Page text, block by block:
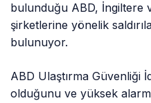
bulunduğu ABD, İngiltere
şirketlerine yönelik
bulunuyor.
ABD Ulaştırma Güvenliği
olduğunu ve yüksek